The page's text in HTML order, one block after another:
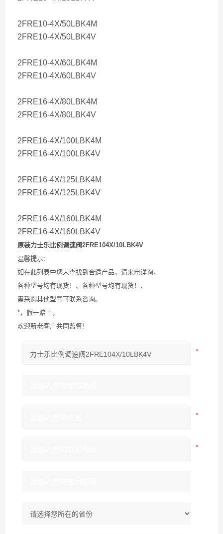
2FRE10-4X/50LBK4M
2FRE10-4X/50LBK4V
2FRE10-4X/60LBK4M
2FRE10-4X/60LBK4V
2FRE16-4X/80LBK4M
2FRE16-4X/80LBK4V
2FRE16-4X/100LBK4M
2FRE16-4X/100LBK4V
2FRE16-4X/125LBK4M
2FRE16-4X/125LBK4V
2FRE16-4X/160LBK4M
2FRE16-4X/160LBK4V
原装力士乐比例调速阀2FRE104X/10LBK4V
温馨提示：
如在此列表中您未查找到合适产品，请来电详询，
各种型号均有现货！、各种型号均有现货！、
需采购其他型号可联系咨询。
*，假一赔十，
欢迎新老客户共同监督！